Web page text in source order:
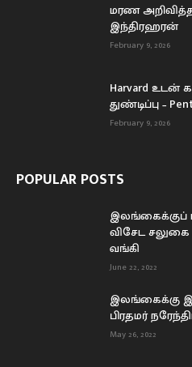
மரண
இந்திரஹரன்
February 9, 2026
Harvard உடன்
துண்டிப்பு –
February 9, 2026
POPULAR POSTS
இலங்கைக்குப்
விசேட
வங்கி
June 22, 2022
இலங்கைக்கு
பிரதமர்
May 26, 2022